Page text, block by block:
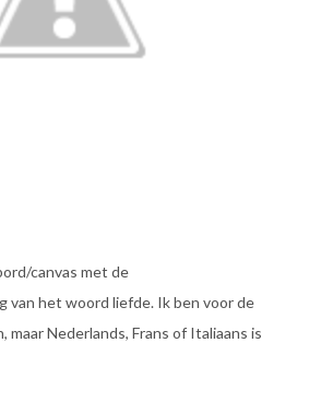
canvas met de
van het woord liefde. Ik ben voor de
maar Nederlands, Frans of Italiaans is